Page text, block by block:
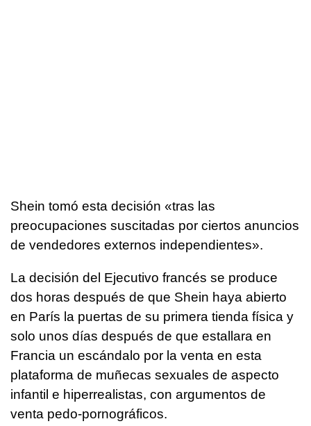
Shein tomó esta decisión «tras las
preocupaciones suscitadas por ciertos anuncios
de vendedores externos independientes».
La decisión del Ejecutivo francés se produce
dos horas después de que Shein haya abierto
en París la puertas de su primera tienda física y
solo unos días después de que estallara en
Francia un escándalo por la venta en esta
plataforma de muñecas sexuales de aspecto
infantil e hiperrealistas, con argumentos de
venta pedo-pornográficos.